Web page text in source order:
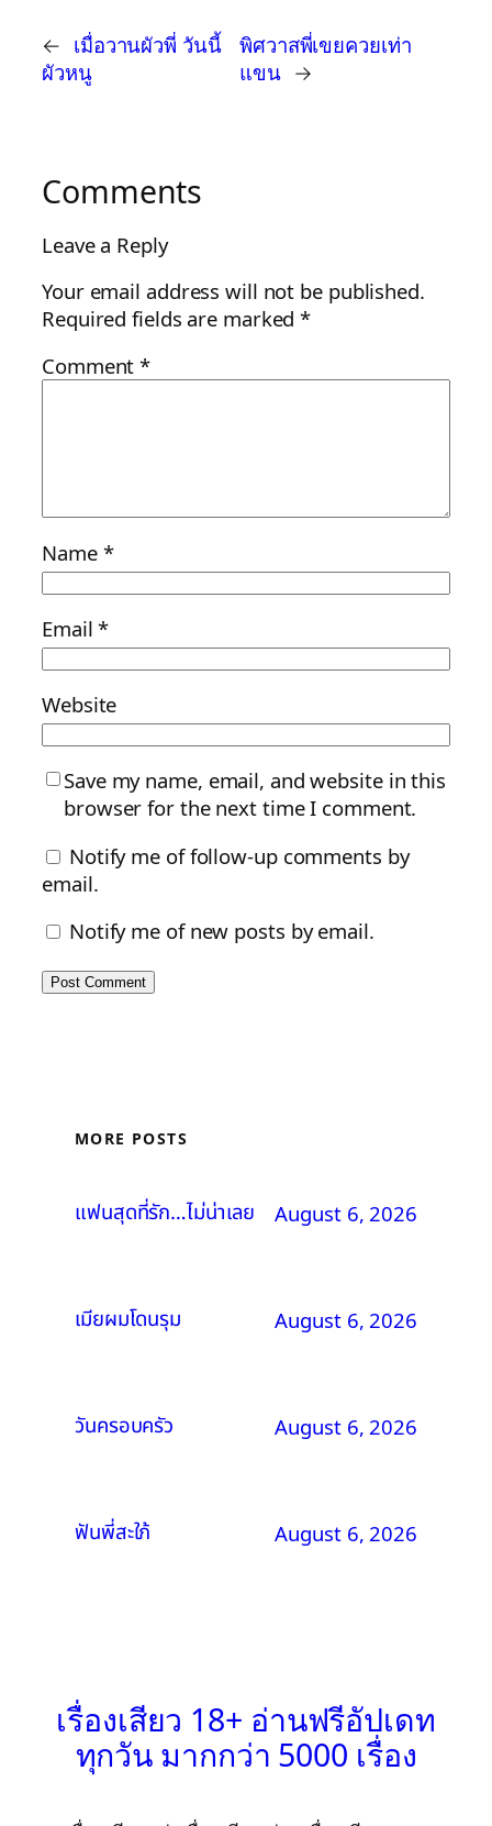
← เมื่อวานผัวพี่ วันนี้
ผัวหนู
พิศวาสพี่เขยควยเท่า
แขน →
Comments
Leave a Reply
Your email address will not be published.
Required fields are marked*
Comment*
Name *
Email*
Website
Save my name, email, and website in this
browser for the next time I comment.
Notify me of follow-up comments by
email.
Notify me of new posts by email.
MORE POSTS
แฟนสุดที่รัก…ไม่น่าเลย August 6, 2026
เมียผมโดนรุม August 6, 2026
วันครอบครัว August 6, 2026
ฟันพี่สะใภ้ August 6, 2026
เรื่องเสียว 18+ อ่านฟรีอัปเดท
ทุกวัน มากกว่า 5000 เรื่อง